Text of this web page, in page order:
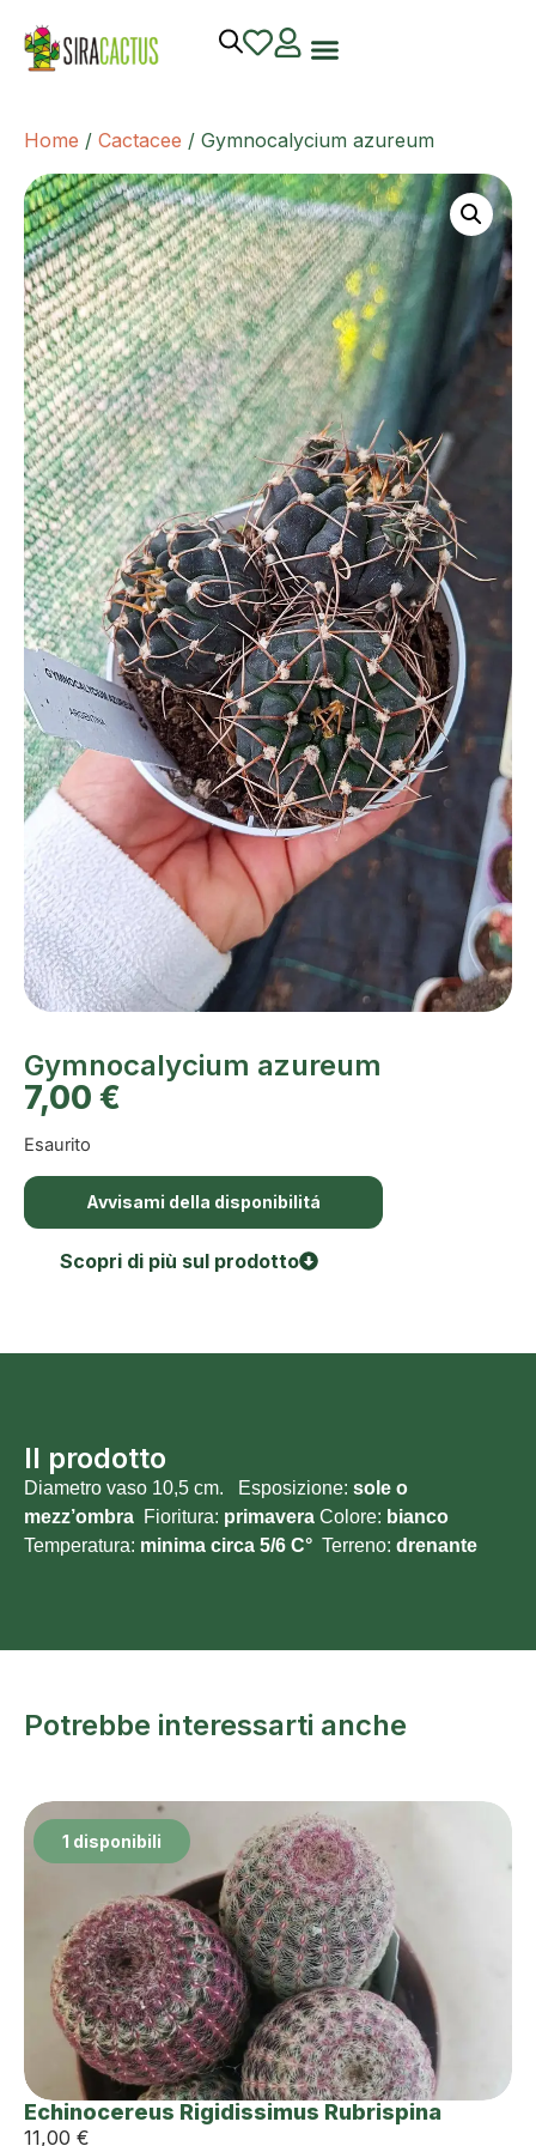
Home / Cactacee / Gymnocalycium azureum
Gymnocalycium azureum
7,00 €
Esaurito
Avvisami della disponibilitá
Scopri di più sul prodotto
Il prodotto
Diametro vaso 10,5 cm. Esposizione: sole o
mezz’ombra Fioritura: primavera Colore: bianco
Temperatura: minima circa 5/6 C° Terreno: drenante
Potrebbe interessarti anche
1 disponibili
Echinocereus Rigidissimus Rubrispina
11,00 €